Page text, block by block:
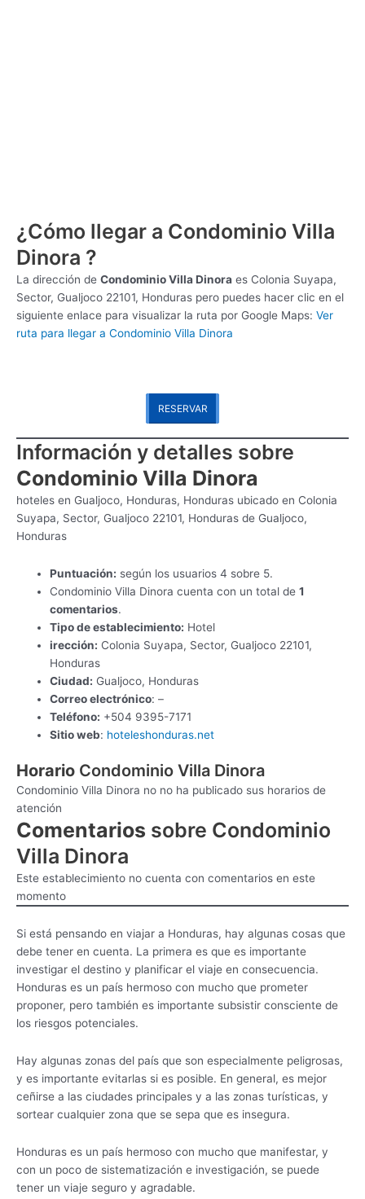
¿Cómo llegar a Condominio Villa
Dinora ?
La dirección de Condominio Villa Dinora es Colonia Suyapa,
Sector, Gualjoco 22101, Honduras pero puedes hacer clic en el
siguiente enlace para visualizar la ruta por Google Maps: Ver
ruta para llegar a Condominio Villa Dinora
RESERVAR
Información y detalles sobre
Condominio Villa Dinora
hoteles en Gualjoco, Honduras, Honduras ubicado en Colonia
Suyapa, Sector, Gualjoco 22101, Honduras de Gualjoco,
Honduras
Puntuación: según los usuarios 4 sobre 5.
Condominio Villa Dinora cuenta con un total de1
comentarios.
Tipo de establecimiento: Hotel
irección: Colonia Suyapa, Sector, Gualjoco 22101,
Honduras
Ciudad: Gualjoco, Honduras
Correo electrónico: –
Teléfono: +504 9395-7171
Sitio web: hoteleshonduras.net
Horario Condominio Villa Dinora
Condominio Villa Dinora no no ha publicado sus horarios de
atención
Comentarios sobre Condominio
Villa Dinora
Este establecimiento no cuenta con comentarios en este
momento
Si está pensando en viajar a Honduras, hay algunas cosas que
debe tener en cuenta. La primera es que es importante
investigar el destino y planificar el viaje en consecuencia.
Honduras es un país hermoso con mucho que prometer
proponer, pero también es importante subsistir consciente de
los riesgos potenciales.
Hay algunas zonas del país que son especialmente peligrosas,
y es importante evitarlas si es posible. En general, es mejor
ceñirse a las ciudades principales y a las zonas turísticas, y
sortear cualquier zona que se sepa que es insegura.
Honduras es un país hermoso con mucho que manifestar, y
con un poco de sistematización e investigación, se puede
tener un viaje seguro y agradable.